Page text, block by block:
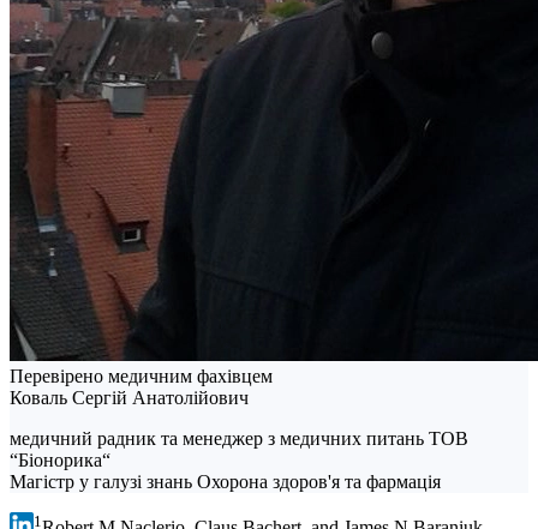
Перевірено медичним фахівцем
Коваль Сергій Анатолійович
медичний радник та менеджер з медичних питань ТОВ
“Біонорика“
Магістр у галузі знань Охорона здоров'я та фармація
1